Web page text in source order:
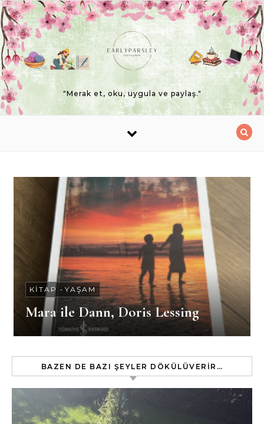
Skip to content
"Merak et, oku, uygula ve paylaş."
KITAP - YAŞAM
Mara ile Dann, Doris Lessing
BAZEN DE BAZI ŞEYLER DÖKÜLÜVERIR…